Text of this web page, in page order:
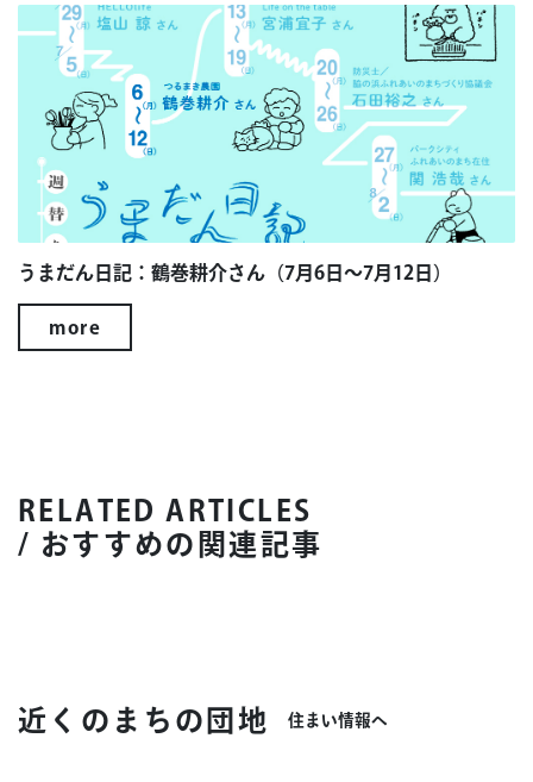
うまだん日記：鶴巻耕介さん（7月6日～7月12日）
more
RELATED ARTICLES
/ おすすめの関連記事
近くのまちの団地 住まい情報へ